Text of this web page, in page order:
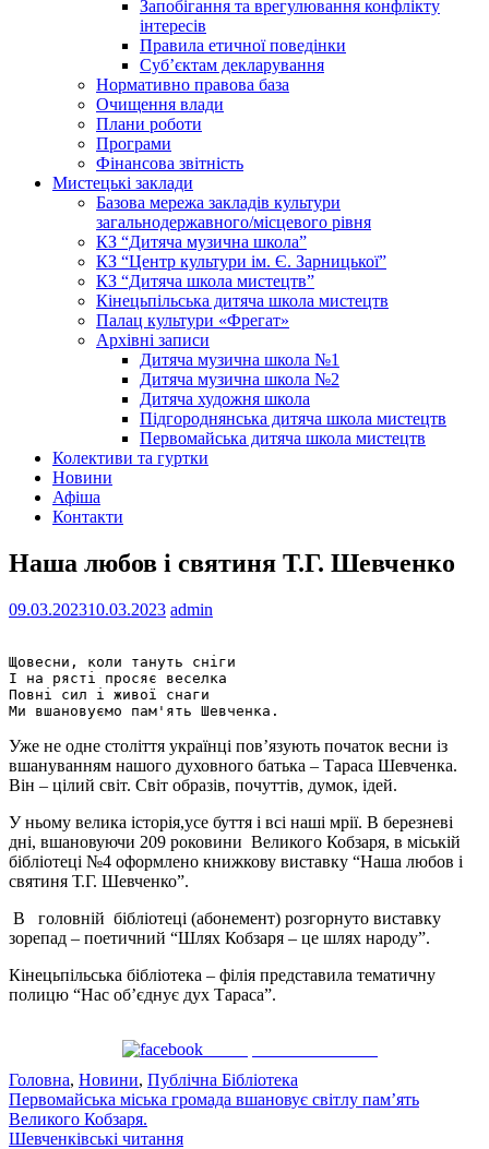
Запобігання та врегулювання конфлікту
інтересів
Правила етичної поведінки
Суб’єктам декларування
Нормативно правова база
Очищення влади
Плани роботи
Програми
Фінансова звітність
Мистецькі заклади
Базова мережа закладів культури
загальнодержавного/місцевого рівня
КЗ “Дитяча музична школа”
КЗ “Центр культури ім. Є. Зарницької”
КЗ “Дитяча школа мистецтв”
Кінецьпільська дитяча школа мистецтв
Палац культури «Фрегат»
Архівні записи
Дитяча музична школа №1
Дитяча музична школа №2
Дитяча художня школа
Підгороднянська дитяча школа мистецтв
Первомайська дитяча школа мистецтв
Колективи та гуртки
Новини
Афіша
Контакти
Наша любов і святиня Т.Г. Шевченко
09.03.202310.03.2023 admin
Щовесни, коли тануть сніги
І на рясті просяє веселка
Повні сил і живої снаги
Уже не одне століття українці пов’язують початок весни із
вшануванням нашого духовного батька – Тараса Шевченка.
Він – цілий світ. Світ образів, почуттів, думок, ідей.
У ньому велика історія,усе буття і всі наші мрії. В березневі
дні, вшановуючи 209 роковини Великого Кобзаря, в міській
бібліотеці №4 оформлено книжкову виставку “Наша любов і
святиня Т.Г. Шевченко”.
В головній бібліотеці (абонемент) розгорнуто виставку
зорепад – поетичний “Шлях Кобзаря – це шлях народу”.
Кінецьпільська бібліотека – філія представила тематичну
полицю “Нас об’єднує дух Тараса”.
Головна, Новини, Публічна Бібліотека
Навігація
записів
Первомайська міська громада вшановує світлу пам’ять
Великого Кобзаря.
Шевченківські читання